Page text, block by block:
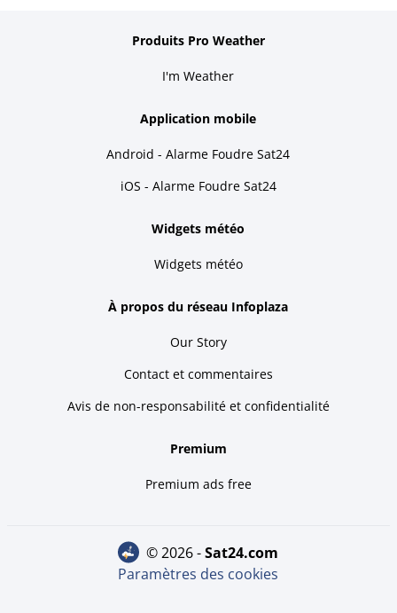
Produits Pro Weather
I'm Weather
Application mobile
Android - Alarme Foudre Sat24
iOS - Alarme Foudre Sat24
Widgets météo
Widgets météo
À propos du réseau Infoplaza
Our Story
Contact et commentaires
Avis de non-responsabilité et confidentialité
Premium
Premium ads free
© 2026 - sat24.com
Paramètres des cookies